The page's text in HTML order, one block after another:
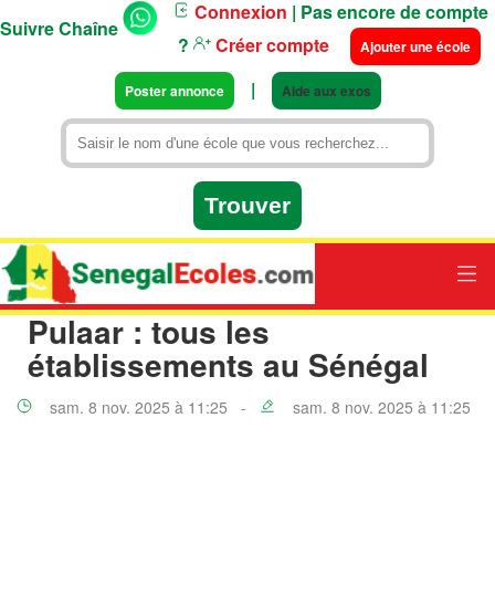
Suivre Chaîne
Connexion | Pas encore de compte
?
Créer compte Ajouter une école
Poster annonce | Aide aux exos
Pulaar : tous les
établissements au Sénégal
sam. 8 nov. 2025 à 11:25 - sam. 8 nov. 2025 à 11:25